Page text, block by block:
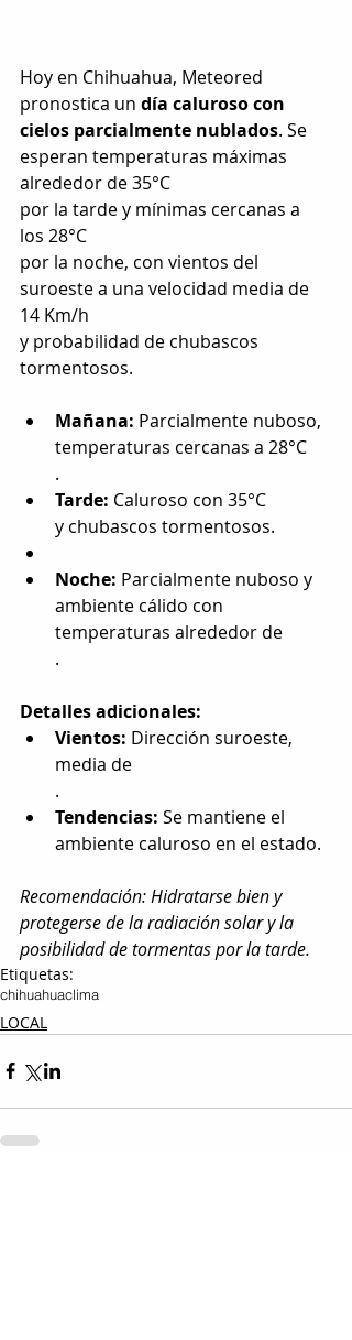
Hoy en Chihuahua, Meteored
pronostica un día caluroso con
cielos parcialmente nublados. Se
esperan temperaturas máximas
alrededor de 35°C
por la tarde y mínimas cercanas a
los 28°C
por la noche, con vientos del
suroeste a una velocidad media de
14 Km/h
y probabilidad de chubascos
tormentosos.
Mañana: Parcialmente nuboso,
temperaturas cercanas a 28°C
.
Tarde: Caluroso con 35°C
y chubascos tormentosos.
Noche: Parcialmente nuboso y
ambiente cálido con
temperaturas alrededor de
.
Detalles adicionales:
Vientos: Dirección suroeste,
media de
.
Tendencias: Se mantiene el
ambiente caluroso en el estado.
Recomendación: Hidratarse bien y
protegerse de la radiación solar y la
posibilidad de tormentas por la tarde.
Etiquetas:
chihuahuaclima
LOCAL